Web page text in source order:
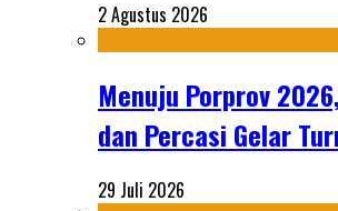
2 Agustus 2026
Menuju Porprov
dan Percasi Gelar
29 Juli 2026